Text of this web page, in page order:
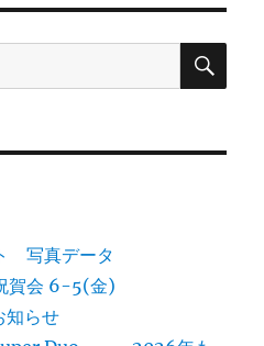
検
写真データ
賀会 6-5(金)
知らせ